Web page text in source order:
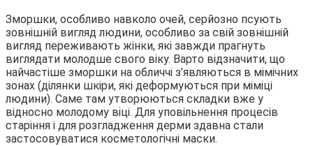
Зморшки, особливо навколо очей, серйозно псують
зовнішній вигляд людини, особливо за свій зовнішній
вигляд переживають жінки, які завжди прагнуть
виглядати молодше свого віку. Варто відзначити, що
найчастіше зморшки на обличчі з’являються в мімічних
зонах (ділянки шкіри, які деформуються при міміці
людини). Саме там утворюються складки вже у
відносно молодому віці. Для уповільнення процесів
старіння і для розгладження дерми здавна стали
застосовуватися косметологічні маски.